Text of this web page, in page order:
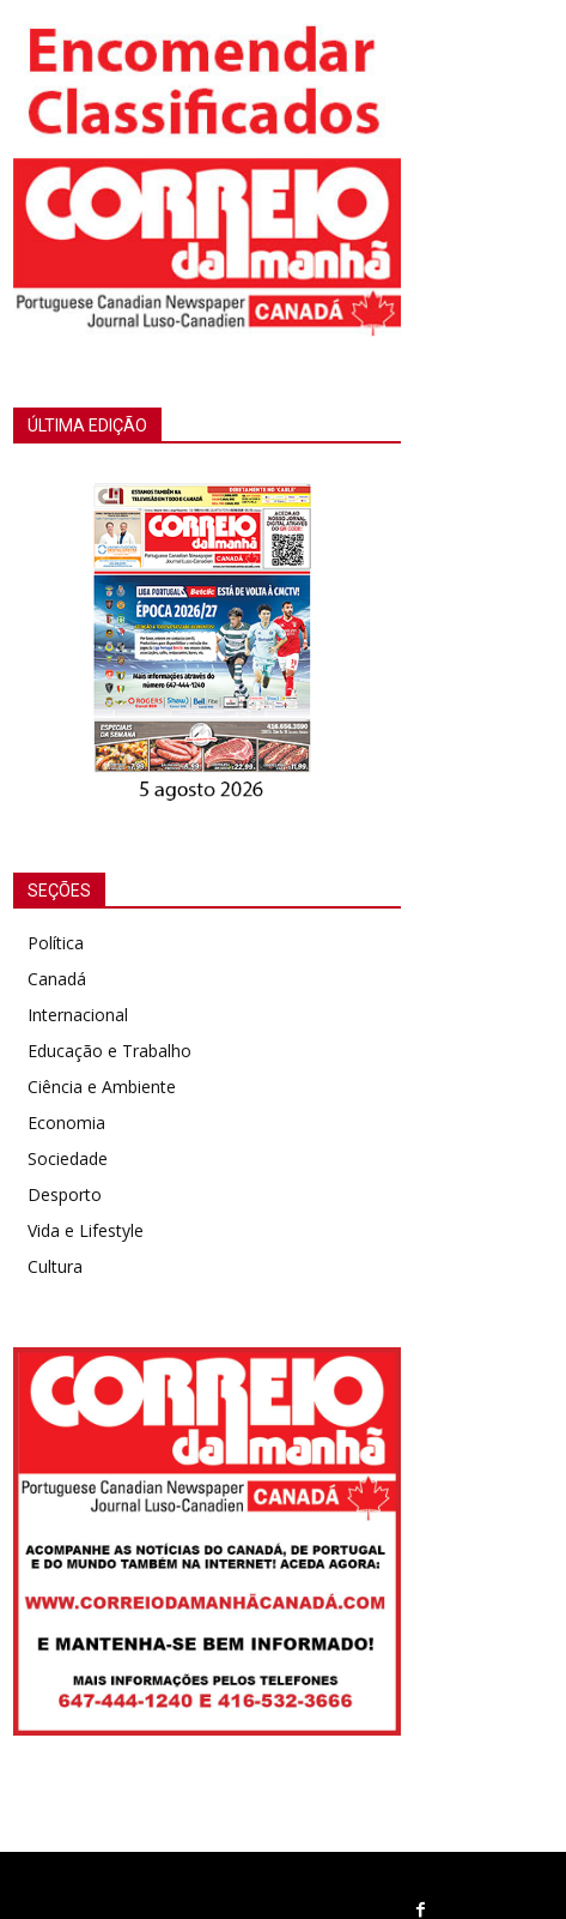
ÚLTIMA EDIÇÃO
SEÇÕES
Política
Canadá
Internacional
Educação e Trabalho
Ciência e Ambiente
Economia
Sociedade
Desporto
Vida e Lifestyle
Cultura